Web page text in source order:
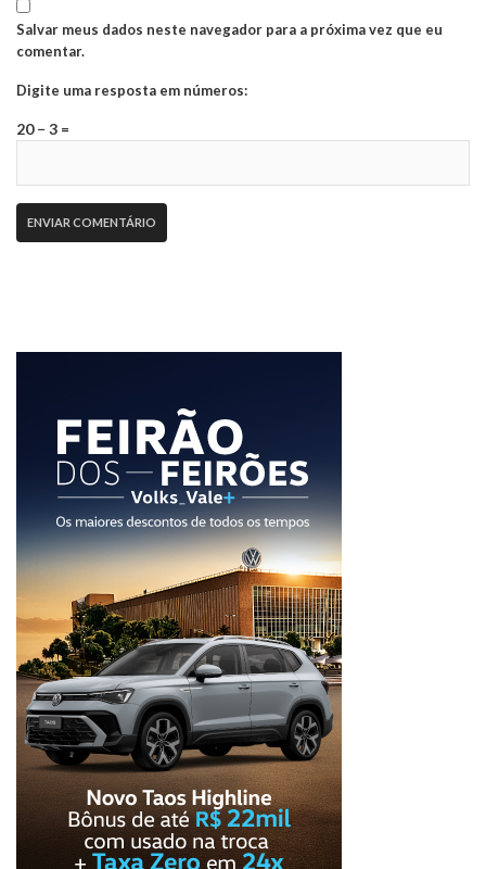
Salvar meus dados neste navegador para a próxima vez que eu
comentar.
Digite uma resposta em números:
20 − 3 =